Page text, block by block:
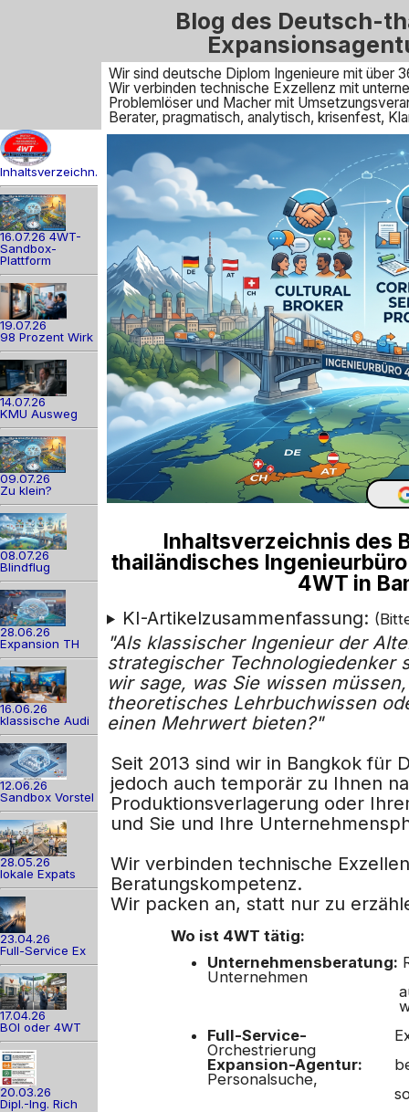
Blog des Deutsch-
Wir sind deutsche Diplom Ingenieure mit über
Wir verbinden technische Exzellenz mit
Problemlöser und Macher mit
Berater, pragmatisch, analytisch, krisenfest,
Inhaltsverzeichn.
16.07.26 4WT-
Sandbox-
Plattform
19.07.26
98 Prozent Wirk
14.07.26
KMU Ausweg
09.07.26
Zu klein?
08.07.26
Blindflug
28.06.26
Expansion TH
16.06.26
klassische Audi
12.06.26
Sandbox Vorstel
28.05.26
lokale Expats
23.04.26
Full-Service Ex
17.04.26
BOI oder 4WT
20.03.26
Dipl.-Ing. Rich
Inhaltsverzeichnis des
thailändisches
4WT in
KI-Artikelzusammenfassung:
"Als klassischer Ingenieur der
strategischer Technologiedenker
wir sage, was Sie wissen
theoretisches Lehrbuchwissen
einen Mehrwert bieten?"
Seit 2013 sind wir in Bangkok für
jedoch auch temporär zu Ihnen
Produktionsverlagerung oder
und Sie und Ihre
Wir verbinden technische
Beratungskompetenz.
Wir packen an, statt nur zu
Wo ist 4WT tätig:
Unternehmensberatung:
Unternehmen
aus dem DACH-
werden
Full-Service-
Orchestrierung
Expansion-Agentur: bei
Personalsuche,
sowie deutsche